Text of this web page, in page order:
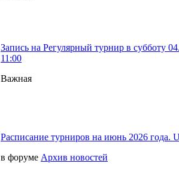
Запись на Регулярный турнир в субботу
11:00
Важная
Расписание турниров на июнь 2026 года.
в форуме Архив новостей